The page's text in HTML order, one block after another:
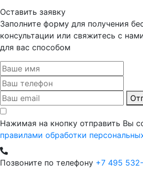
Оставить заявку
Заполните форму для получения
консультации или свяжитесь с
для вас способом
Нажимая на кнопку отправить Вы
правилами обработки
Позвоните по телефону +7 495